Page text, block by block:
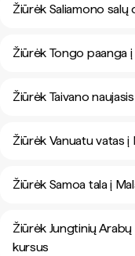
Žiūrėk Saliamono salų
Žiūrėk Tongo paanga
Žiūrėk Taivano
Žiūrėk Vanuatu vatas
Žiūrėk Samoa tala į
Žiūrėk Jungtinių
kursus